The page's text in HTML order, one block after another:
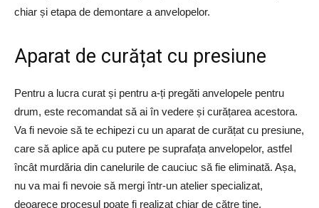
chiar și etapa de demontare a anvelopelor.
Aparat de curățat cu presiune
Pentru a lucra curat și pentru a-ți pregăti anvelopele pentru
drum, este recomandat să ai în vedere și curățarea acestora.
Va fi nevoie să te echipezi cu un aparat de curățat cu presiune,
care să aplice apă cu putere pe suprafața anvelopelor, astfel
încât murdăria din canelurile de cauciuc să fie eliminată. Așa,
nu va mai fi nevoie să mergi într-un atelier specializat,
deoarece procesul poate fi realizat chiar de către tine,